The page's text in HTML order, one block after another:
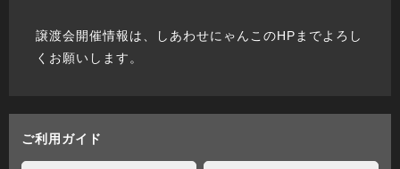
譲渡会開催情報は、しあわせにゃんこのHPまでよろし
くお願いします。
ご利用ガイド